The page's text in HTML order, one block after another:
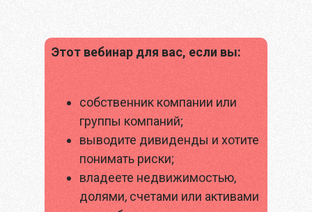
Этот вебинар для вас, если вы:
собственник компании или
группы компаний;
выводите дивиденды и хотите
понимать риски;
владеете недвижимостью,
долями, счетами или активами